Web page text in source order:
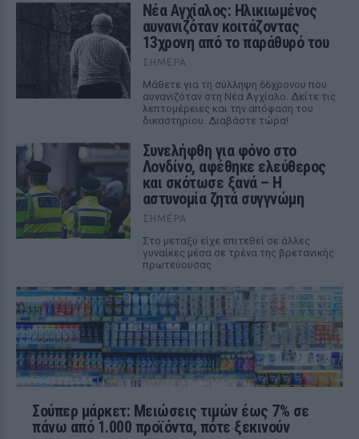
Νέα Αγχίαλος: Ηλικιωμένος
αυνανιζόταν κοιτάζοντας
13χρονη από το παράθυρό του
ΣΉΜΕΡΑ
Μάθετε για τη σύλληψη 66χρονου που
αυνανιζόταν στη Νέα Αγχίαλο. Δείτε τις
λεπτομέρειες και την απόφαση του
δικαστηρίου. Διαβάστε τώρα!
Συνελήφθη για φόνο στο
Λονδίνο, αφέθηκε ελεύθερος
και σκότωσε ξανά – Η
αστυνομία ζητά συγγνώμη
ΣΉΜΕΡΑ
Στο μεταξύ είχε επιτεθεί σε άλλες
γυναίκες μέσα σε τρένα της βρετανικής
πρωτεύουσας
Σούπερ μάρκετ: Μειώσεις τιμών έως 7% σε
πάνω από 1.000 προϊόντα, πότε ξεκινούν